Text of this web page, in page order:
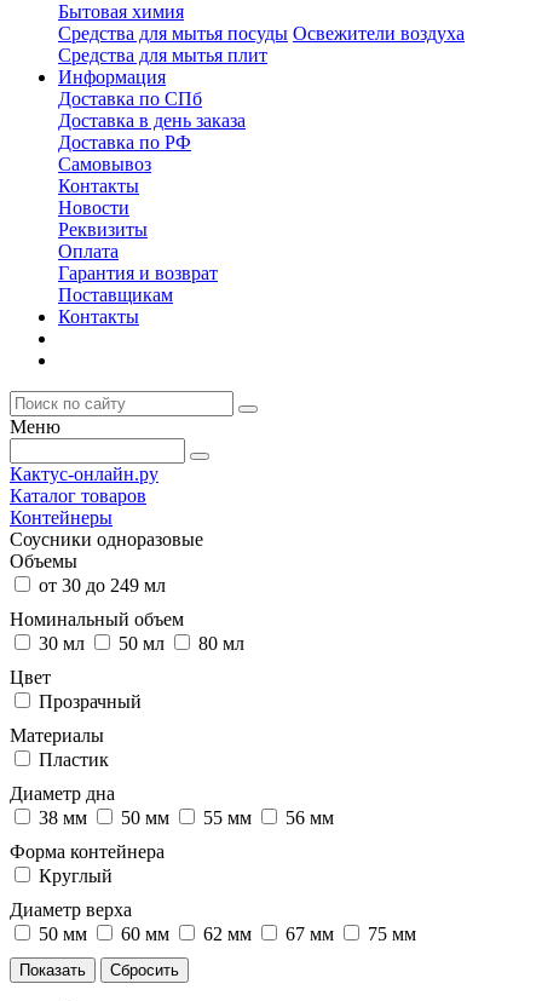
Бытовая химия
Средства для мытья посуды Освежители воздуха
Средства для мытья плит
Информация
Доставка по СПб
Доставка в день заказа
Доставка по РФ
Самовывоз
Контакты
Новости
Реквизиты
Оплата
Гарантия и возврат
Поставщикам
Контакты
Меню
Кактус-онлайн.ру
Каталог товаров
Контейнеры
Соусники одноразовые
Объемы
от 30 до 249 мл
Номинальный объем
30 мл
50 мл
80 мл
Цвет
Прозрачный
Материалы
Пластик
Диаметр дна
38 мм
50 мм 55 мм
56 мм
Форма контейнера
Круглый
Диаметр верха
50 мм
60 мм 62 мм 67 мм 75 мм